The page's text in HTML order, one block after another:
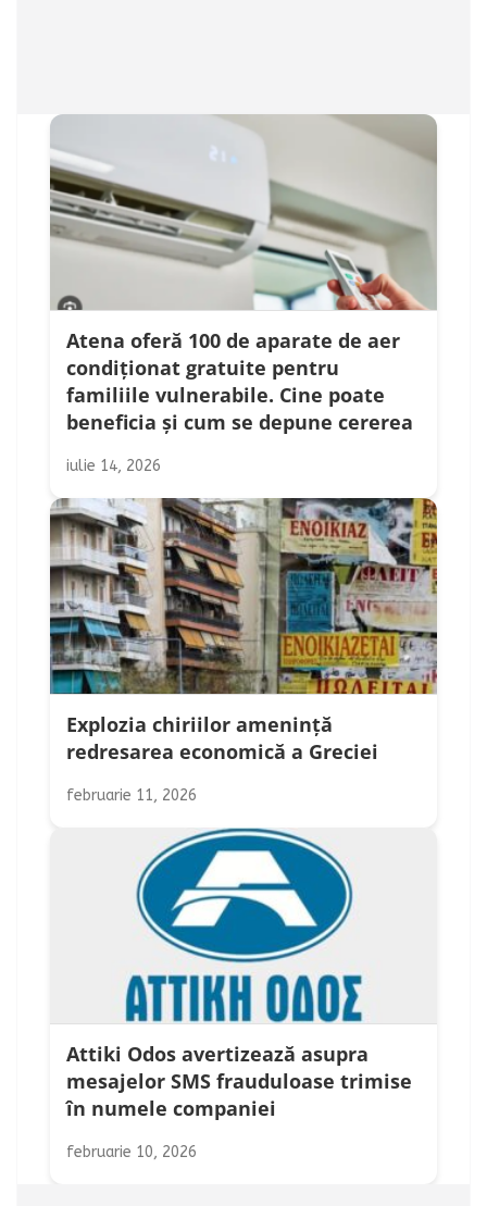
Atena oferă 100 de aparate de aer
condiționat gratuite pentru
familiile vulnerabile. Cine poate
beneficia și cum se depune cererea
iulie 14, 2026
Explozia chiriilor amenință
redresarea economică a Greciei
februarie 11, 2026
Attiki Odos avertizează asupra
mesajelor SMS frauduloase trimise
în numele companiei
februarie 10, 2026